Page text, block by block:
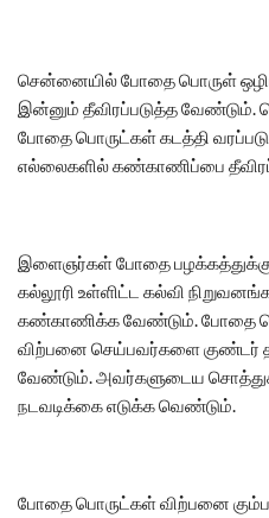
சென்னையில் போதை பொருள்
இன்னும் தீவிரப்படுத்த வேண்டும்.
போதை பொருட்கள் கடத்தி
எல்லைகளில் கண்காணிப்பை
இளைஞர்கள் போதை
கல்லூரி உள்ளிட்ட கல்வி
கண்காணிக்க வேண்டும். போதை
விற்பனை செய்பவர்களை குண்டர்
வேண்டும். அவர்களுடைய
நடவடிக்கை எடுக்க வெண்டும்.
போதை பொருட்கள் விற்பனை